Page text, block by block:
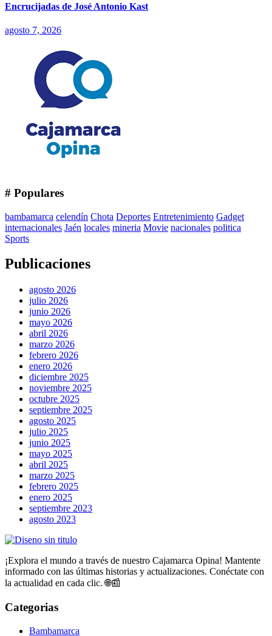
Encrucijadas de José Antonio Kast
agosto 7, 2026
# Populares
bambamarca celendín Chota Deportes Entretenimiento Gadget
internacionales Jaén locales mineria Movie nacionales politica
Sports
Publicaciones
agosto 2026
julio 2026
junio 2026
mayo 2026
abril 2026
marzo 2026
febrero 2026
enero 2026
diciembre 2025
noviembre 2025
octubre 2025
septiembre 2025
agosto 2025
julio 2025
junio 2025
mayo 2025
abril 2025
marzo 2025
febrero 2025
enero 2025
septiembre 2023
agosto 2023
¡Explora el mundo a través de nuestro Cajamarca Opina! Mantente
informado con las últimas historias y actualizaciones. Conéctate con
la actualidad en cada clic. 🌐📰
Categorias
Bambamarca